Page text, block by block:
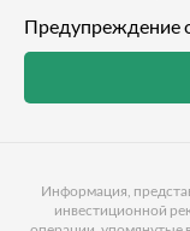
Предупреждение
Информация,
инвестиционной